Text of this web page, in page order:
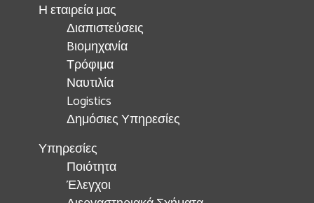
Η εταιρεία μας
Διαπιστεύσεις
Bιομηχανία
Τρόφιμα
Ναυτιλία
Logistics
Δημόσιες Υπηρεσίες
Υπηρεσίες
Ποιότητα
Έλεγχοι